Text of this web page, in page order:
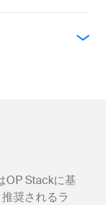
OP Stackに基
奨されるラ